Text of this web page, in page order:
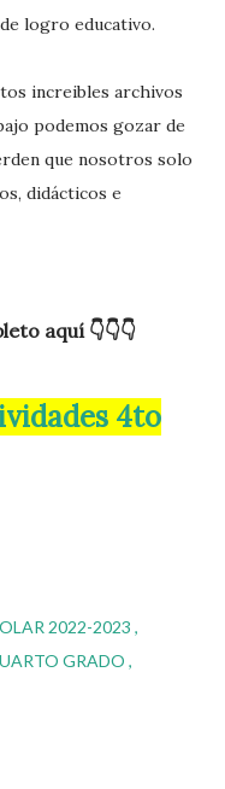
logro educativo.
increibles archivos
podemos gozar de
que nosotros solo
didácticos e
aquí 👇👇👇
2022-2023
GRADO